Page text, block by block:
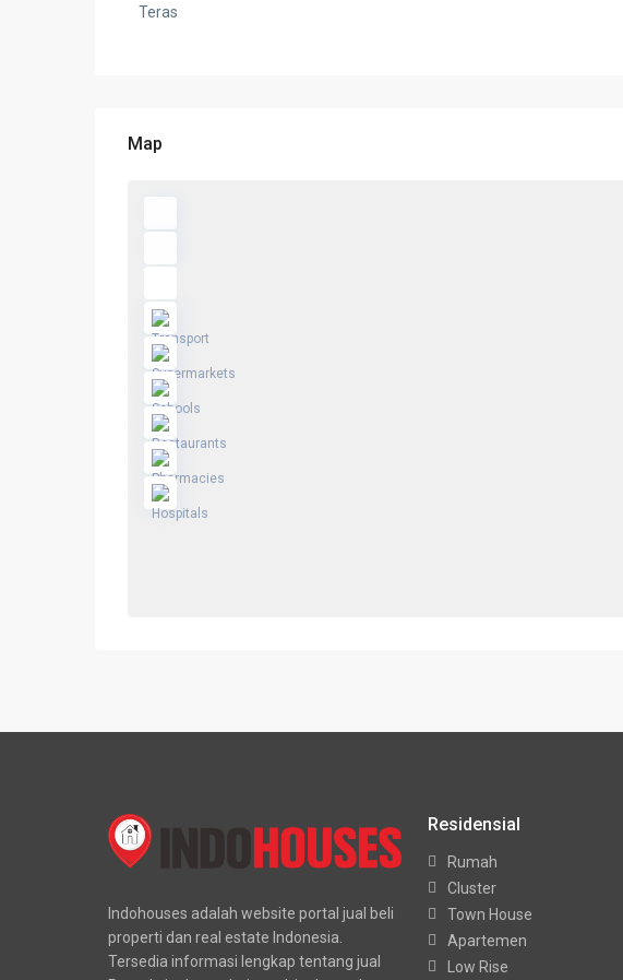
Teras
Map
Indohouses adalah website portal jual beli
properti dan real estate Indonesia.
Tersedia informasi lengkap tentang jual
Residensial
Rumah
Cluster
Town House
Apartemen
Low Rise